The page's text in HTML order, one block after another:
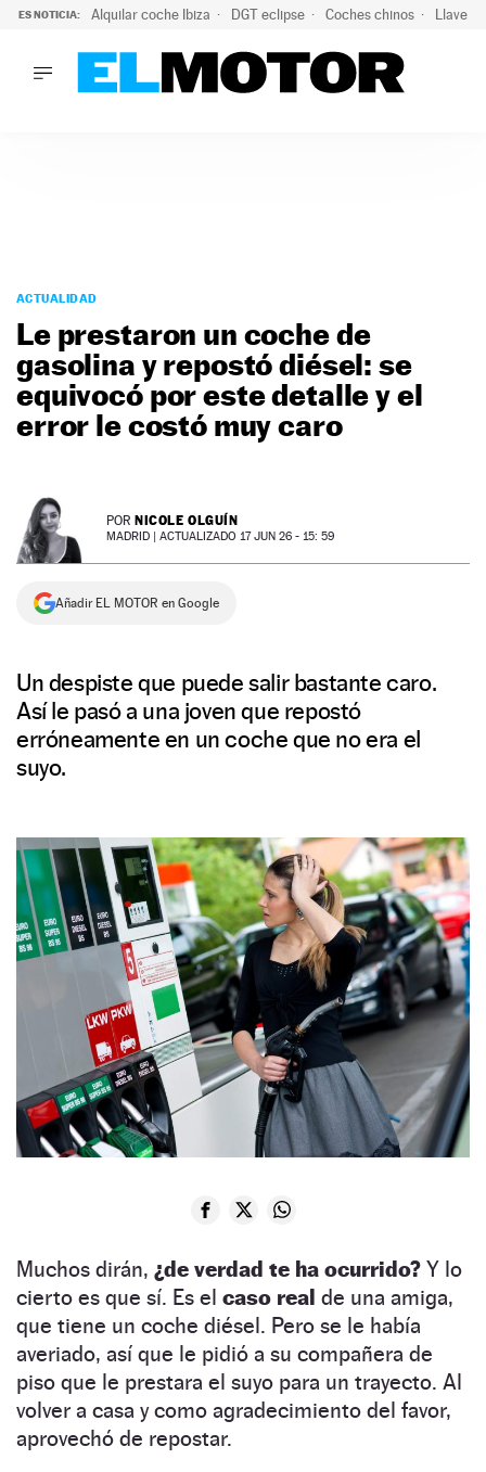
ES NOTICIA: Alquilar coche Ibiza DGT eclipse Coches chinos Llaves
PODCAST
MOTOS
TECNOLOGÍA
SUPERCOCHES
MOTORTV
NEWSLETTER
ACTUALIDAD
Le prestaron un coche de
gasolina y repostó diésel: se
equivocó por este detalle y el
error le costó muy caro
POR NICOLE OLGUÍN
MADRID | ACTUALIZADO 17 JUN 26 - 15: 59
Añadir EL MOTOR en Google
Un despiste que puede salir bastante caro.
Así le pasó a una joven que repostó
erróneamente en un coche que no era el
suyo.
Muchos dirán, ¿de verdad te ha ocurrido? Y lo
cierto es que sí. Es el caso real de una amiga,
que tiene un coche diésel. Pero se le había
averiado, así que le pidió a su compañera de
piso que le prestara el suyo para un trayecto. Al
volver a casa y como agradecimiento del favor,
aprovechó de repostar.